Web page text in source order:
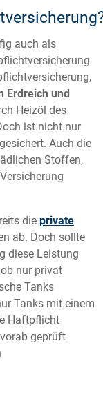
auch als
Erdreich und
Heizöl des
ist nicht nur
Auch die
Stoffen,
die private
ab. Doch sollte
diese Leistung
nur privat
Tanks
Tanks mit einem
Haftpflicht
geprüft